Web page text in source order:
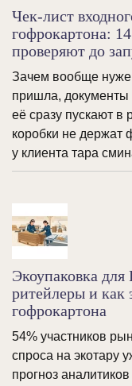
Чек-лист
гофрокартона:
проверяют до
Зачем вообще
пришла, документы
её сразу пускают в
коробки не держат
у клиента тара
Экоупаковка
ритейлеры и как
гофрокартона
54% участников
спроса на экотару
прогноз